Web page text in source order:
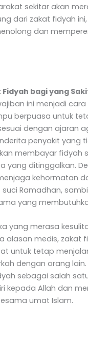
sekitar akan
dari zakat fidyah
dan
bagi yang
ini menjadi
berpuasa untuk
dengan ajaran
penyakit yang
membayar fidyah
yang ditinggalkan.
kehormatan
Ramadhan,
yang
yang merasa
alasan medis, zakat
untuk tetap
dengan orang lain.
sebagai salah
kepada Allah dan
umat Islam.